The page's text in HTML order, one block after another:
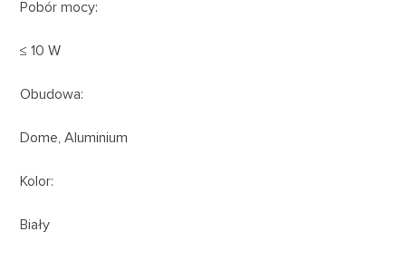
Pobór mocy:
≤ 10 W
Obudowa:
Dome, Aluminium
Kolor:
Biały